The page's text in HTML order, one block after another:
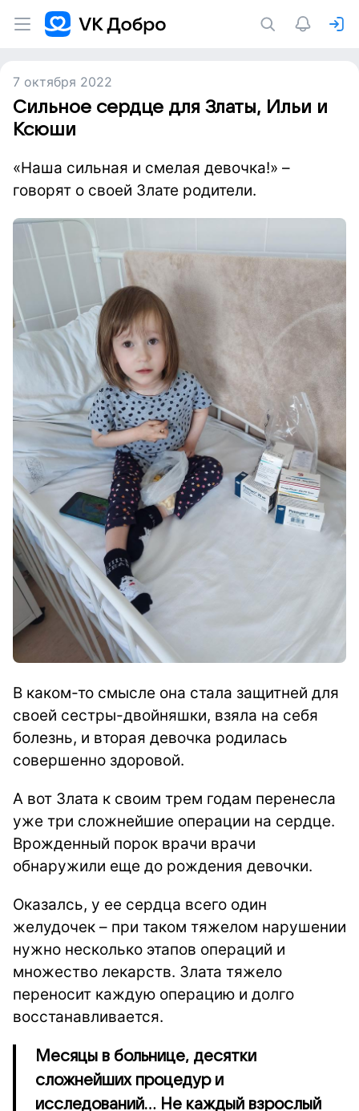
7 октября 2022
Сильное сердце для Златы, Ильи и
Ксюши
«Наша сильная и смелая девочка!» –
говорят о своей Злате родители.
В каком-то смысле она стала защитней для
своей сестры-двойняшки, взяла на себя
болезнь, и вторая девочка родилась
совершенно здоровой.
А вот Злата к своим трем годам перенесла
уже три сложнейшие операции на сердце.
Врожденный порок врачи врачи
обнаружили еще до рождения девочки.
Оказалсь, у ее сердца всего один
желудочек – при таком тяжелом нарушении
нужно несколько этапов операций и
множество лекарств. Злата тяжело
переносит каждую операцию и долго
восстанавливается.
Месяцы в больнице, десятки
сложнейших процедур и
исследований... Не каждый взрослый